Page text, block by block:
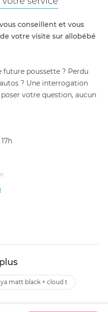
conseillent et vous
votre visite sur allobébé
future poussette ? Perdu
? Une interrogation
votre question, aucun
matt black + cloud t